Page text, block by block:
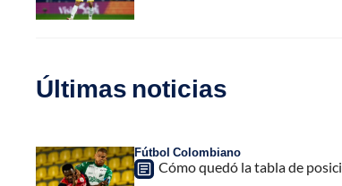
Últimas noticias
Fútbol Colombiano
Cómo quedó la tabla de